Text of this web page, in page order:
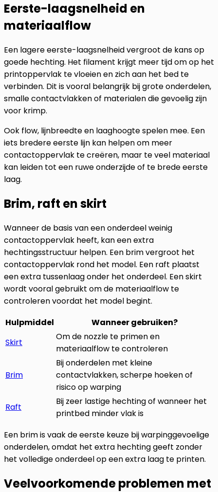
Eerste-laagsnelheid en
materiaalflow
Een lagere eerste-laagsnelheid vergroot de kans op
goede hechting. Het filament krijgt meer tijd om op het
printoppervlak te vloeien en zich aan het bed te
verbinden. Dit is vooral belangrijk bij grote onderdelen,
smalle contactvlakken of materialen die gevoelig zijn
voor krimp.
Ook flow, lijnbreedte en laaghoogte spelen mee. Een
iets bredere eerste lijn kan helpen om meer
contactoppervlak te creëren, maar te veel materiaal
kan leiden tot een ruwe onderzijde of te brede eerste
laag.
Brim, raft en skirt
Wanneer de basis van een onderdeel weinig
contactoppervlak heeft, kan een extra
hechtingsstructuur helpen. Een brim vergroot het
contactoppervlak rond het model. Een raft plaatst
een extra tussenlaag onder het onderdeel. Een skirt
wordt vooral gebruikt om de materiaalflow te
controleren voordat het model begint.
Hulpmiddel
Wanneer gebruiken?
Skirt
Om de nozzle te primen en
materiaalflow te controleren
Brim
Bij onderdelen met kleine
contactvlakken, scherpe hoeken of
risico op warping
Raft
Bij zeer lastige hechting of wanneer het
printbed minder vlak is
Een brim is vaak de eerste keuze bij warpinggevoelige
onderdelen, omdat het extra hechting geeft zonder
het volledige onderdeel op een extra laag te printen.
Veelvoorkomende problemen met